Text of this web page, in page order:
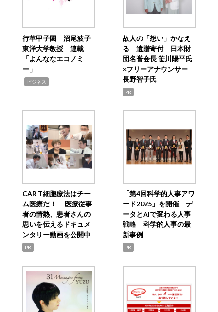
行革甲子園 沼尾波子
東洋大学教授 連載
「よんななエコノミ
ー」
ビジネス
故人の「想い」かなえ
る 遺贈寄付 日本財
団名誉会長 笹川陽平氏
×フリーアナウンサー
長野智子氏
PR
CAR T細胞療法はチー
ム医療だ！ 医療従事
者の情熱、患者さんの
思いを伝えるドキュメ
ンタリー動画を公開中
PR
「第4回科学的人事アワ
ード2025」を開催 デ
ータとAIで変わる人事
戦略 科学的人事の最
新事例
PR